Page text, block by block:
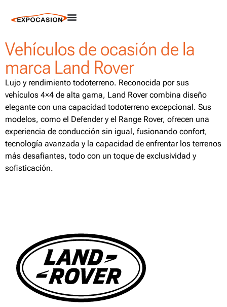
Vehículos de ocasión de la
marca Land Rover
Lujo y rendimiento todoterreno. Reconocida por sus
vehículos 4×4 de alta gama, Land Rover combina diseño
elegante con una capacidad todoterreno excepcional. Sus
modelos, como el Defender y el Range Rover, ofrecen una
experiencia de conducción sin igual, fusionando confort,
tecnología avanzada y la capacidad de enfrentar los terrenos
más desafiantes, todo con un toque de exclusividad y
sofisticación.